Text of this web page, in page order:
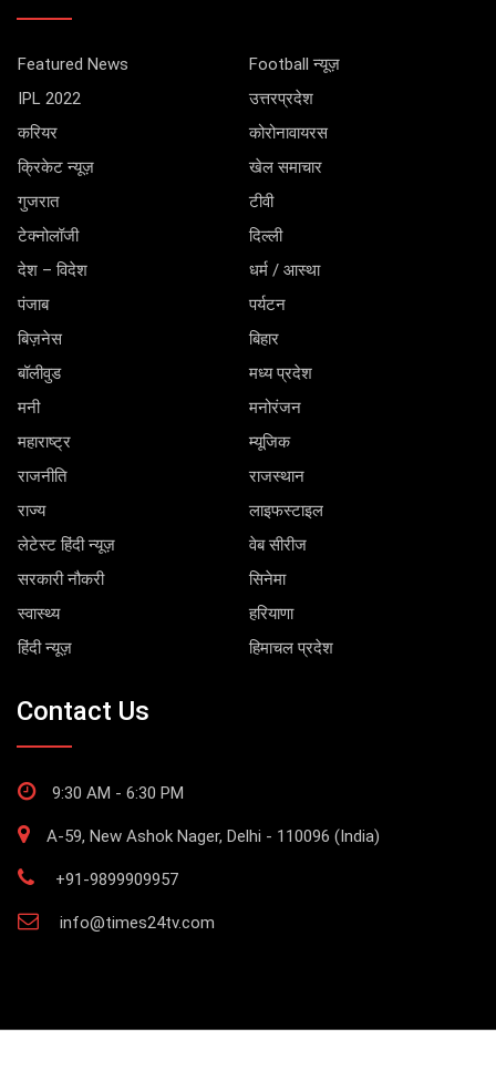
Featured News
Football न्यूज़
IPL 2022
उत्तरप्रदेश
करियर
कोरोनावायरस
क्रिकेट न्यूज़
खेल समाचार
गुजरात
टीवी
टेक्नोलॉजी
दिल्ली
देश – विदेश
धर्म / आस्था
पंजाब
पर्यटन
बिज़नेस
बिहार
बॉलीवुड
मध्य प्रदेश
मनी
मनोरंजन
महाराष्ट्र
म्यूजिक
राजनीति
राजस्थान
राज्य
लाइफस्टाइल
लेटेस्ट हिंदी न्यूज़
वेब सीरीज
सरकारी नौकरी
सिनेमा
स्वास्थ्य
हरियाणा
हिंदी न्यूज़
हिमाचल प्रदेश
Contact Us
9:30 AM - 6:30 PM
A-59, New Ashok Nager, Delhi - 110096 (India)
+91-9899909957
info@times24tv.com